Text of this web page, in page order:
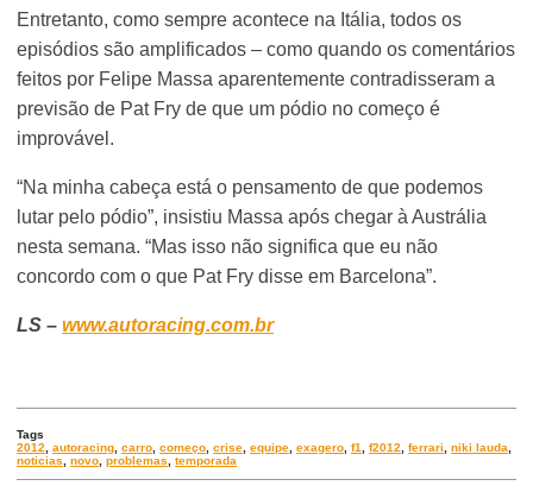
Entretanto, como sempre acontece na Itália, todos os
episódios são amplificados – como quando os comentários
feitos por Felipe Massa aparentemente contradisseram a
previsão de Pat Fry de que um pódio no começo é
improvável.
“Na minha cabeça está o pensamento de que podemos
lutar pelo pódio”, insistiu Massa após chegar à Austrália
nesta semana. “Mas isso não significa que eu não
concordo com o que Pat Fry disse em Barcelona”.
LS –www.autoracing.com.br
Tags
2012
,autoracing ,carro ,começo ,crise ,equipe ,exagero ,f1 ,f2012 ,ferrari ,niki lauda
noticias
,novo ,problemas ,temporada